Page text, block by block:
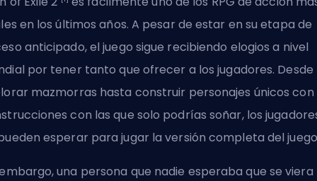
en los últimos años. A pesar de estar en su etapa de
anticipado, el juego sigue recibiendo elogios a nivel
por tener tanto que ofrecer a los jugadores. Desde
mazmorras hasta construir personajes únicos con
con las que solo podrías soñar, los
esperar para jugar la versión completa del
una persona que nadie esperaba que se viera